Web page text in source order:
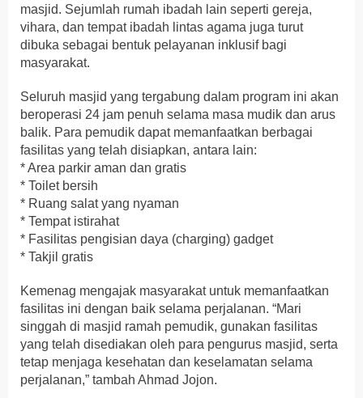
masjid. Sejumlah rumah ibadah lain seperti gereja,
vihara, dan tempat ibadah lintas agama juga turut
dibuka sebagai bentuk pelayanan inklusif bagi
masyarakat.
Seluruh masjid yang tergabung dalam program ini akan
beroperasi 24 jam penuh selama masa mudik dan arus
balik. Para pemudik dapat memanfaatkan berbagai
fasilitas yang telah disiapkan, antara lain:
* Area parkir aman dan gratis
* Toilet bersih
* Ruang salat yang nyaman
* Tempat istirahat
* Fasilitas pengisian daya (charging) gadget
* Takjil gratis
Kemenag mengajak masyarakat untuk memanfaatkan
fasilitas ini dengan baik selama perjalanan. “Mari
singgah di masjid ramah pemudik, gunakan fasilitas
yang telah disediakan oleh para pengurus masjid, serta
tetap menjaga kesehatan dan keselamatan selama
perjalanan,” tambah Ahmad Jojon.